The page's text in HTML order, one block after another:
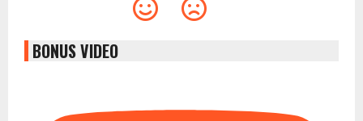
BONUS VIDEO